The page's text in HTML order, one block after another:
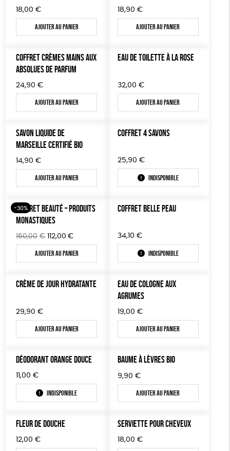
18,00 €
Ajouter au panier
18,90 €
Ajouter au panier
COFFRET CRÈMES MAINS AUX
ABSOLUES DE PARFUM
24,90 €
Ajouter au panier
EAU DE TOILETTE À LA ROSE
32,00 €
Ajouter au panier
SAVON LIQUIDE DE
MARSEILLE CERTIFIÉ BIO
14,90 €
Ajouter au panier
COFFRET 4 SAVONS
25,90 €
Indisponible
-30%
COFFRET BEAUTÉ – PRODUITS
MONASTIQUES
160,00 € Le
prix
initial
160,00€.
112,00 €Le
prix
actuel
112,00€.
Ajouter au panier
COFFRET BELLE PEAU
34,10 €
Indisponible
CRÈME DE JOUR HYDRATANTE
29,90 €
Ajouter au panier
EAU DE COLOGNE AUX
AGRUMES
19,00 €
Ajouter au panier
DÉODORANT ORANGE DOUCE
11,00 €
Indisponible
BAUME À LÈVRES BIO
9,90 €
Ajouter au panier
FLEUR DE DOUCHE
12,00 €
SERVIETTE POUR CHEVEUX
18,00 €